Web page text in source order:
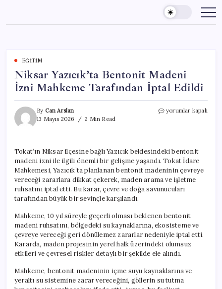
content
EĞITIM
Niksar Yazıcık’ta Bentonit Madeni
İzni Mahkeme Tarafından İptal Edildi
By Can Arslan
13 Mayıs 2026
2 Min Read
Niksar
Mahkeme
Tarafından
İptal
Edildi
için
yorumlar kapalı
Tokat’ın Niksar ilçesine bağlı Yazıcık beldesindeki bentonit
madeni izni ile ilgili önemli bir gelişme yaşandı. Tokat İdare
Mahkemesi, Yazıcık’ta planlanan bentonit madeninin çevreye
vereceği zararlara dikkat çekerek, maden arama ve işletme
ruhsatını iptal etti. Bu karar, çevre ve doğa savunucuları
tarafından büyük bir sevinçle karşılandı.
Mahkeme, 10 yıl süreyle geçerli olması beklenen bentonit
madeni ruhsatını, bölgedeki su kaynaklarına, ekosisteme ve
çevreye vereceği geri dönülemez zararlar nedeniyle iptal etti.
Kararda, maden projesinin yerel halk üzerindeki olumsuz
etkileri ve çevresel riskler detaylı bir şekilde ele alındı.
Mahkeme, bentonit madeninin içme suyu kaynaklarına ve
yeraltı su sistemine zarar vereceğini, göllerin su tutma